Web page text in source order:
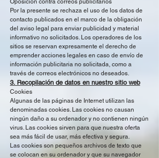
Oposición contra correos publicitarios
Por la presente se rechaza el uso de los datos de
contacto publicados en el marco de la obligación
del aviso legal para enviar publicidad y material
informativo no solicitados. Los operadores de los
sitios se reservan expresamente el derecho de
emprender acciones legales en caso de envío de
información publicitaria no solicitada, como a
través de correos electrónicos no deseados.
3. Recopilación de datos en nuestro sitio web
Cookies
Algunas de las páginas de Internet utilizan las
denominadas cookies. Las cookies no causan
ningún daño a su ordenador y no contienen ningún
virus. Las cookies sirven para que nuestra oferta
sea más fácil de usar, más efectiva y segura.
Las cookies son pequeños archivos de texto que
se colocan en su ordenador y que su navegador